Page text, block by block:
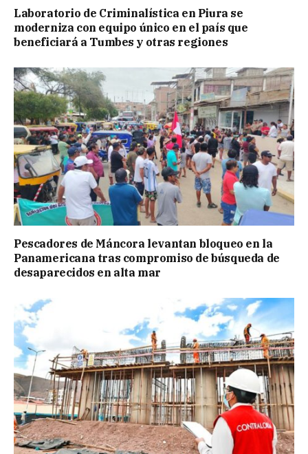
Laboratorio de Criminalística en Piura se
moderniza con equipo único en el país que
beneficiará a Tumbes y otras regiones
Pescadores de Máncora levantan bloqueo en la
Panamericana tras compromiso de búsqueda de
desaparecidos en alta mar